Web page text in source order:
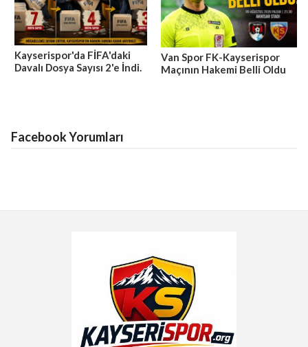
Kayserispor'da FİFA'daki
Davalı Dosya Sayısı 2'e İndi.
Van Spor FK-Kayserispor
Maçının Hakemi Belli Oldu
Facebook Yorumları